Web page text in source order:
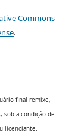
Commons
.
final remixe,
sob a condição de
licenciante.